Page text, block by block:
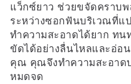
แว็กซ์ยาว ช่วยขจัดคราบพ
ระหว่างซอกฟันบริเวณที่แ
ทำความสะอาดได้ยาก ทน
ขัดได้อย่างลื่นไหลและอ่อ
คุณ คุณจึงทำความสะอาด
หมดจด